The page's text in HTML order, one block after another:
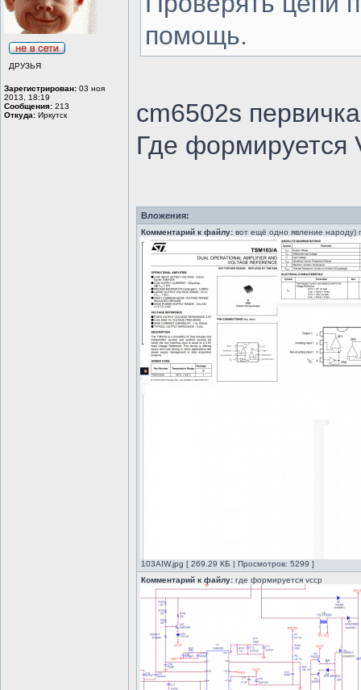
ДРУЗЬЯ
Зарегистрирован: 03 ноя
2013, 18:19
Сообщения: 213
Откуда: Иркутск
помощь.
cm6502s
Где формируется
Вложения:
Комментарий к файлу: вот ещё одно явление народу)
103AIW.jpg [ 269.29 КБ | Просмотров: 5299 ]
Комментарий к файлу: где формируется vccp